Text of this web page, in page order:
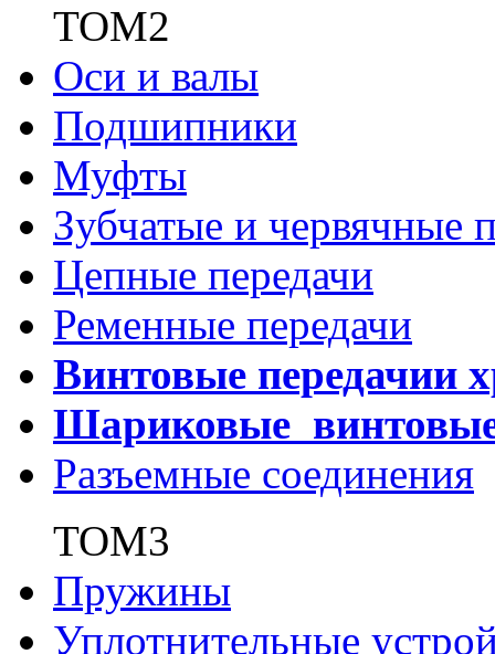
ТОМ2
Оси и валы
Подшипники
Муфты
Зубчатые и червячные
Цепные передачи
Ременные передачи
Винтовые передачии
Шариковые
Разъемные соединения
ТОМ3
Пружины
Уплотнительные